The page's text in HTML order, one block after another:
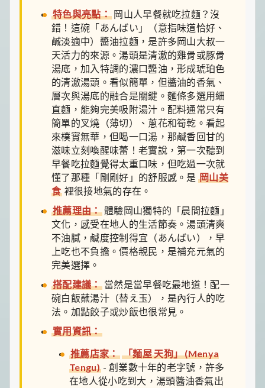
特色與亮點：岡山人早餐就吃拉麵？沒
錯！這碗「あんばい」（意指味道恰好、
鹹淡適中）醬油拉麵，是許多岡山大叔一
天活力的來源。湯頭是清澈的雞骨或豚骨
湯底，加入特調的濃口醬油，形成琥珀色
的清澈湯頭。看似簡單，但醬油的香氣、
層次與湯底的融合是關鍵。麵條多選用細
直麵，能夠完美吸附湯汁。配料通常只有
簡單的叉燒（薄切）、蔥花和筍乾。看起
來樸實無華，但喝一口湯，那鹹香回甘的
滋味立刻喚醒味蕾！老實說，第一次聽到
早餐吃拉麵覺得太重口味，但吃過一次就
懂了那種「剛剛好」的舒服感。是岡山美
食 裡很接地氣的存在。
推薦理由：體驗岡山獨特的「晨間拉麵」
文化，感受在地人的生活節奏。湯頭清爽
不油膩，鹹度控制得宜（あんばい），早
上吃也不負擔。價格親民，是補充元氣的
完美選擇。
搭配建議：當然是當早餐吃最地道！配一
碗白飯蘸湯汁（替え玉），是內行人的吃
法。加點餃子或炒飯也很常見。
實用資訊：
推薦店家： 「麺屋 天狗」 (Menya
Tengu)- 創業數十年的老字號，許多
在地人從小吃到大，湯頭醬油香氣出